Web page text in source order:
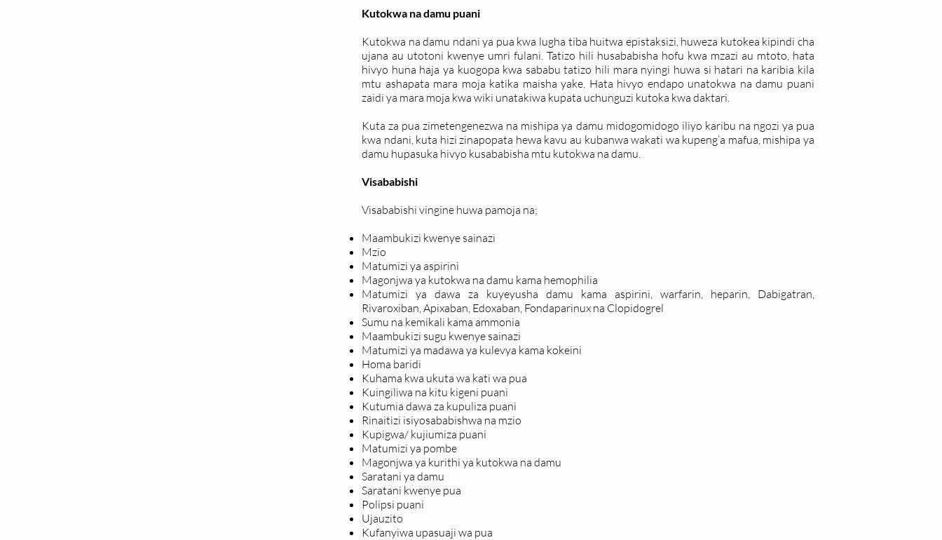
Kutokwa na damu puani
Kutokwa na damu ndani ya pua kwa lugha tiba huitwa epistaksizi, huweza kutokea kipindi cha
ujana au utotoni kwenye umri fulani. Tatizo hili husababisha hofu kwa mzazi au mtoto, hata
hivyo huna haja ya kuogopa kwa sababu tatizo hili mara nyingi huwa si hatari na karibia kila
mtu ashapata mara moja katika maisha yake. Hata hivyo endapo unatokwa na damu puani
zaidi ya mara moja kwa wiki unatakiwa kupata uchunguzi kutoka kwa daktari.
Kuta za pua zimetengenezwa na mishipa ya damu midogomidogo iliyo karibu na ngozi ya pua
kwa ndani, kuta hizi zinapopata hewa kavu au kubanwa wakati wa kupeng’a mafua, mishipa ya
damu hupasuka hivyo kusababisha mtu kutokwa na damu.
Visababishi
Visababishi vingine huwa pamoja na;
Maambukizi kwenye sainazi
Mzio
Matumizi ya aspirini
Magonjwa ya kutokwa na damu kama hemophilia
Matumizi ya dawa za kuyeyusha damu kama aspirini, warfarin, heparin, Dabigatran,
Rivaroxiban, Apixaban, Edoxaban, Fondaparinux na Clopidogrel
Sumu na kemikali kama ammonia
Maambukizi sugu kwenye sainazi
Matumizi ya madawa ya kulevya kama kokeini
Homa baridi
Kuhama kwa ukuta wa kati wa pua
Kuingiliwa na kitu kigeni puani
Kutumia dawa za kupuliza puani
Rinaitizi isiyosababishwa na mzio
Kupigwa/ kujiumiza puani
Matumizi ya pombe
Magonjwa ya kurithi ya kutokwa na damu
Saratani ya damu
Saratani kwenye pua
Polipsi puani
Ujauzito
Kufanyiwa upasuaji wa pua